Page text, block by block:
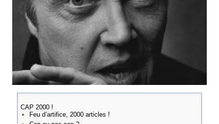
CAP 2000 !
Feu d’artifice, 2000 articles !